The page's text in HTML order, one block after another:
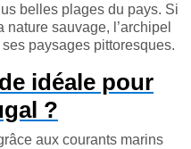
belles plages du pays. Si
sauvage, l’archipel
paysages pittoresques.
idéale pour
?
aux courants marins